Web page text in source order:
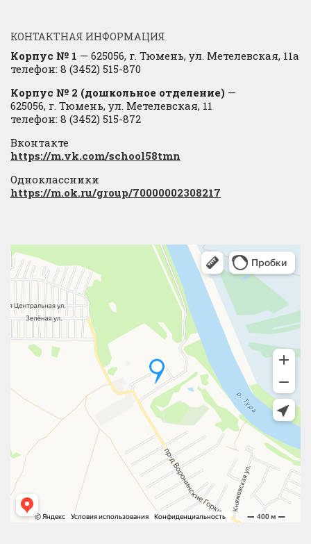
КОНТАКТНАЯ ИНФОРМАЦИЯ
Корпус № 1 — 625056, г. Тюмень, ул. Метелевская, 11а
телефон: 8 (3452) 515-870
Корпус № 2 (дошкольное отделение) —
625056, г. Тюмень, ул. Метелевская, 11
телефон: 8 (3452) 515-872
Вконтакте
https://m.vk.com/school58tmn
Одноклассники
https://m.ok.ru/group/70000002308217